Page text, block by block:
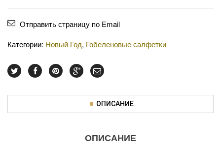
Отправить страницу по Email
Категории: Новый Год, Гобеленовые салфетки
ОПИСАНИЕ
ОПИСАНИЕ